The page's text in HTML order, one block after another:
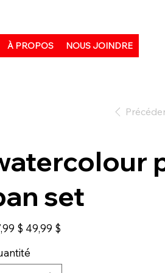
À PROPOS NOUS JOINDRE
set
$
Prix
promotionnel
49,99 $